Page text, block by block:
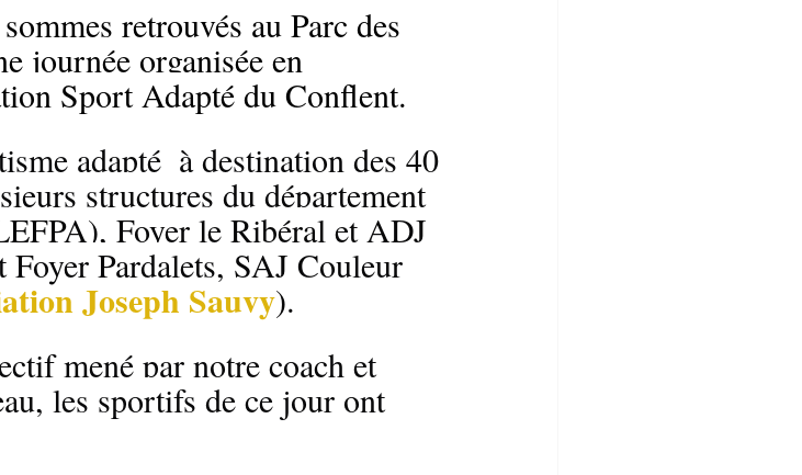
retrouvés au Parc des
journée organisée en
Sport Adapté du Conflent.
adapté  à destination des 40
structures du département
Foyer le Ribéral et ADJ
Pardalets, SAJ Couleur
Joseph Sauvy).
mené par notre coach et
les sportifs de ce jour ont